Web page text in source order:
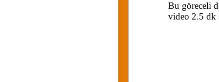
Bu göreceli
video 2.5 dk